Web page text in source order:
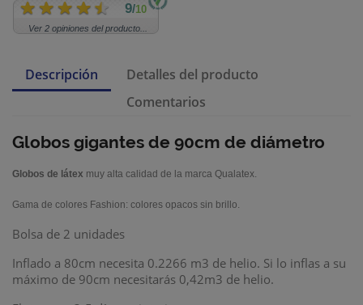
9/10
Ver 2 opiniones del producto...
Descripción
Detalles del producto
Comentarios
Globos gigantes de 90cm de diámetro
Globos de látex muy alta calidad de la marca Qualatex.
Gama de colores Fashion: colores opacos sin brillo.
Bolsa de 2 unidades
Inflado a 80cm necesita 0.2266 m3 de helio. Si lo inflas a su
máximo de 90cm necesitarás 0,42m3 de helio.